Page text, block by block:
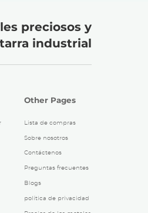
preciosos y
industrial
Other Pages
Lista de compras
Sobre nosotros
Contáctenos
Preguntas frecuentes
Blogs
política de privacidad